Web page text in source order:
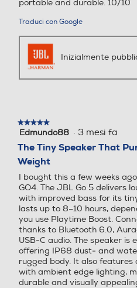
portable and durable. 10/10
Traduci con Google
Inizialmente
★★★★★
★★★★★
5
5
stelle.
Edmundo88 · 3 mesi fa
The Tiny Speaker That
Weight
I bought this a few weeks
GO4. The JBL Go 5 delivers
with improved bass for its
lasts up to 8–10 hours,
you use Playtime Boost.
thanks to Bluetooth 6.0,
USB‑C audio. The speaker is
offering IP68 dust‑ and
rugged body. It also features
with ambient edge lighting,
durable and visually